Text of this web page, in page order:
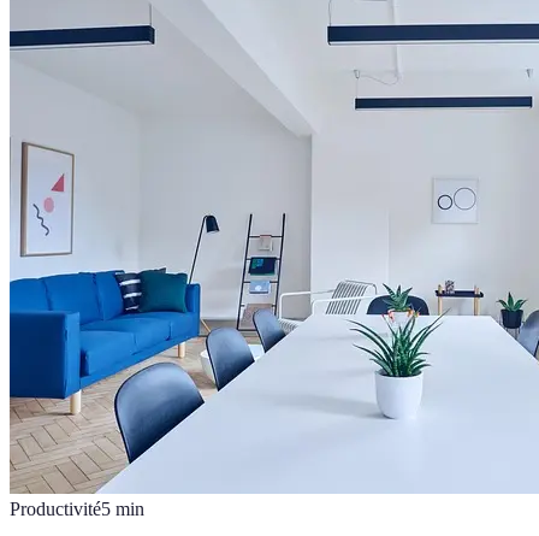
Productivité5 min